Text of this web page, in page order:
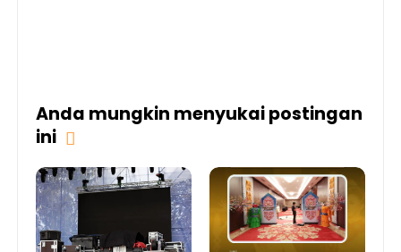
Anda mungkin menyukai postingan
ini